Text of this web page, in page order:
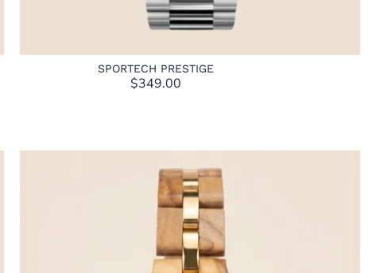
SPORTECH PRESTIGE
$349.00